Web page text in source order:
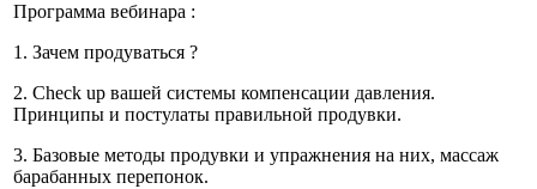
Программа вебинара :
1. Зачем продуваться ?
2. Check up вашей системы компенсации давления.
Принципы и постулаты правильной продувки.
3. Базовые методы продувки и упражнения на них, массаж
барабанных перепонок.